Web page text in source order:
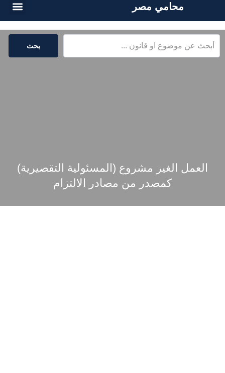
محامي مصر
بحث
العمل الغير مشروع (المسئولية التقصيرية)
كمصدر من مصادر الالتزام